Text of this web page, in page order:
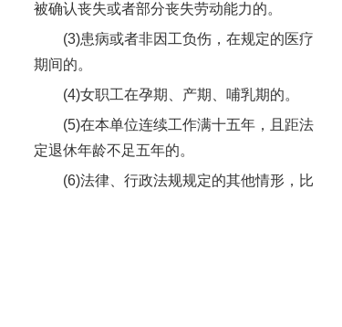
被确认丧失或者部分丧失劳动能力的。
(3)患病或者非因工负伤，在规定的医疗
期间的。
(4)女职工在孕期、产期、哺乳期的。
(5)在本单位连续工作满十五年，且距法
定退休年龄不足五年的。
(6)法律、行政法规规定的其他情形，比